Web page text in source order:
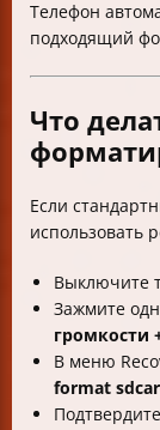
Телефон
подходящий
Что
Если
использовать
Выключите
Зажмите
громкости
В меню
format